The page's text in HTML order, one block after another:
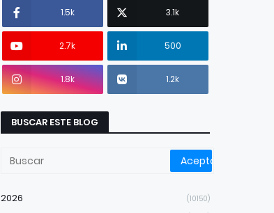
1.5k 3.1k
2.7k 500
1.8k 1.2k
BUSCAR ESTE BLOG
2026 (10150)